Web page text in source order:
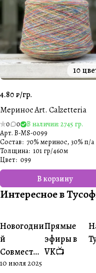
10
4.80 ₽/гр.
Меринос Art. Calzetteria
0 0
В наличии: 2745 гр.
Арт. B-MS-0099
В корзину
Состав: 70% меринос, 30% п/а
Толщина: 101 гр/460м
Цвет: 099
Интересное в
#Совместники
Новогодни
й
Совместни
к🎄
10 июля 2025
#Житуха
Прямые
эфиры в
VK📺